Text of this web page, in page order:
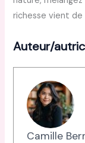
richesse vient
Auteur/
Camille